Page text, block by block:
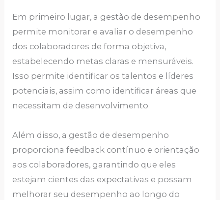
Em primeiro lugar, a gestão de desempenho
permite monitorar e avaliar o desempenho
dos colaboradores de forma objetiva,
estabelecendo metas claras e mensuráveis.
Isso permite identificar os talentos e líderes
potenciais, assim como identificar áreas que
necessitam de desenvolvimento.
Além disso, a gestão de desempenho
proporciona feedback contínuo e orientação
aos colaboradores, garantindo que eles
estejam cientes das expectativas e possam
melhorar seu desempenho ao longo do